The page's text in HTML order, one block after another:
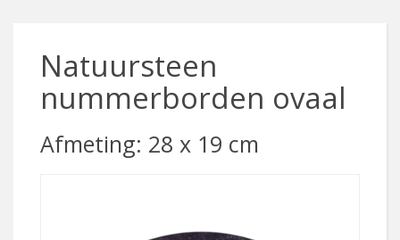
Natuursteen
nummerborden ovaal
Afmeting: 28 x 19 cm